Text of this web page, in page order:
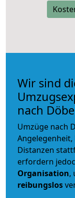
Wir sind
nach
Umzüge nach
Distanzen
erfordern
Organisation,
reibungslos